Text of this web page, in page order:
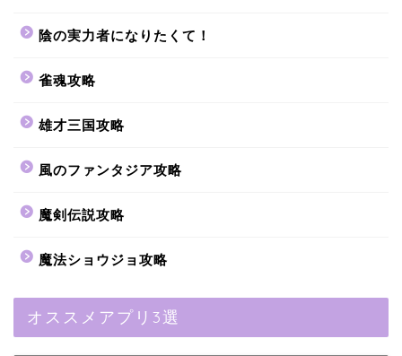
陰の実力者になりたくて！
雀魂攻略
雄才三国攻略
風のファンタジア攻略
魔剣伝説攻略
魔法ショウジョ攻略
オススメアプリ3選